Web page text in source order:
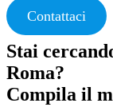
Contattaci
Stai
Roma?
Compila il